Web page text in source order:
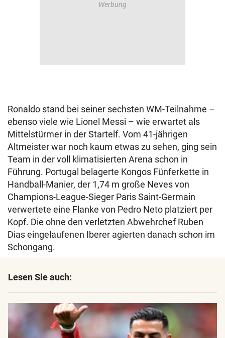
Ronaldo stand bei seiner sechsten WM-Teilnahme –
ebenso viele wie Lionel Messi – wie erwartet als
Mittelstürmer in der Startelf. Vom 41-jährigen
Altmeister war noch kaum etwas zu sehen, ging sein
Team in der voll klimatisierten Arena schon in
Führung. Portugal belagerte Kongos Fünferkette in
Handball-Manier, der 1,74 m große Neves von
Champions-League-Sieger Paris Saint-Germain
verwertete eine Flanke von Pedro Neto platziert per
Kopf. Die ohne den verletzten Abwehrchef Ruben
Dias eingelaufenen Iberer agierten danach schon im
Schongang.
Lesen Sie auch: